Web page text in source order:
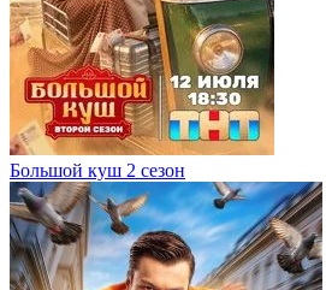
Большой куш 2 сезон